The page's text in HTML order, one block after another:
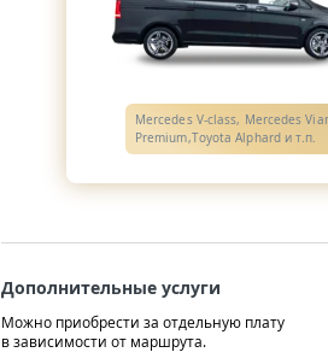
Mercedes V-class, Mercedes
Premium,Toyota Alphard и т.п.
Дополнительные услуги
Можно приобрести за отдельную плату
в зависимости от маршрута.